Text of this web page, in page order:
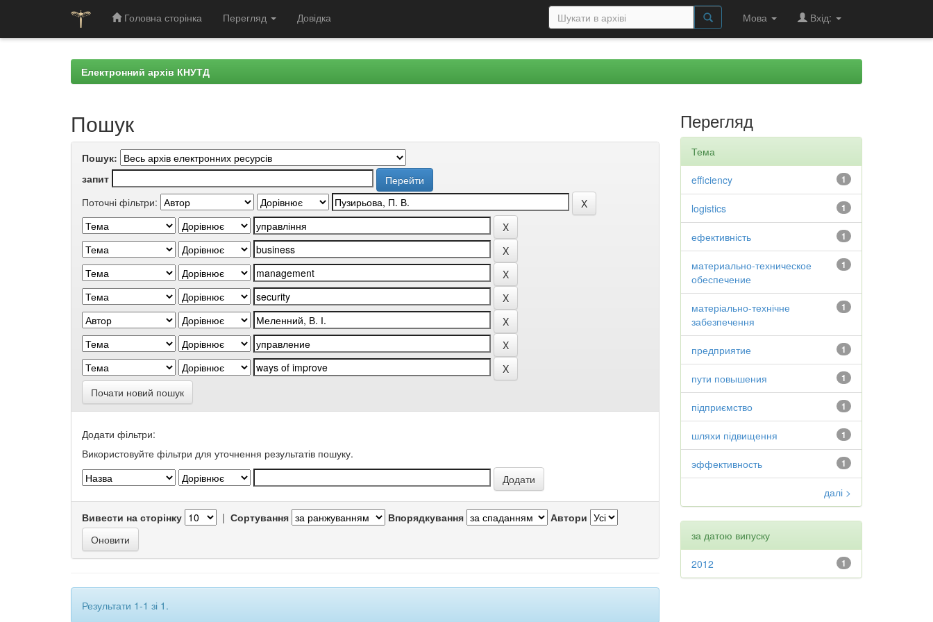
Головна сторінка Перегляд Довідка Мова Вхід:
Електронний архів КНУТД
Пошук
Пошук:
запит
Поточні фільтри:
Почати новий пошук
Додати фільтри:
Використовуйте фільтри для уточнення результатів пошуку.
Вивести на сторінку | Сортування Впорядкування Автори
Результати 1-1 зі 1.
Перегляд
Тема
1
efficiency
1
logistics
1
ефективність
1
материально-техническое
обеспечение
1
матеріально-технічне
забезпечення
1
предприятие
1
пути повышения
1
підприємство
1
шляхи підвищення
1
эффективность
далі >
за датою випуску
1
2012